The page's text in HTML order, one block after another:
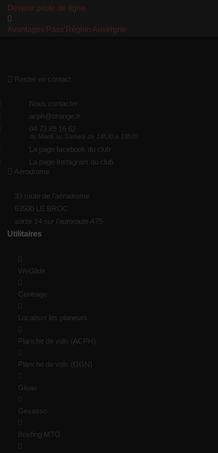
Devenir pilote de ligne
Avantages Pass’Région Auvergne
Rester en contact
Nous contacter
acph@orange.fr
04 73 89 16 62
du Mardi au Samedi de 14h30 à 18h00
La page facebook du club
La page Instagram du club
Aérodrome
33 route de l'aérodrome
63500 LE BROC
sortie 14 sur l'autoroute A75
Utilitaires
WeGlide
Centrage
Localiser les planeurs
Planche de vols (ACPH)
Planche de vols (OGN)
Givav
Gesasso
Briefing MTO